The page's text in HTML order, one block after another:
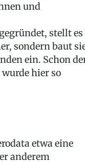
und
stellt es
sondern baut
ein. Schon
hier so
etwa eine
anderem